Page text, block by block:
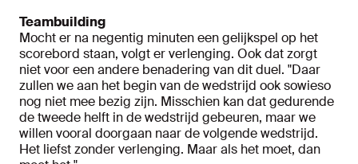
Teambuilding
Mocht er na negentig minuten een gelijkspel op het
scorebord staan, volgt er verlenging. Ook dat zorgt
niet voor een andere benadering van dit duel. "Daar
zullen we aan het begin van de wedstrijd ook sowieso
nog niet mee bezig zijn. Misschien kan dat gedurende
de tweede helft in de wedstrijd gebeuren, maar we
willen vooral doorgaan naar de volgende wedstrijd.
Het liefst zonder verlenging. Maar als het moet, dan